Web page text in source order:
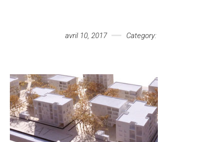
avril 10, 2017 Category: